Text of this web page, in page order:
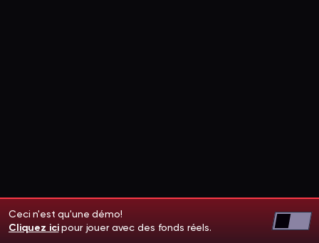
Ceci n'est qu'une démo!
Cliquez icipour jouer avec des fonds réels.